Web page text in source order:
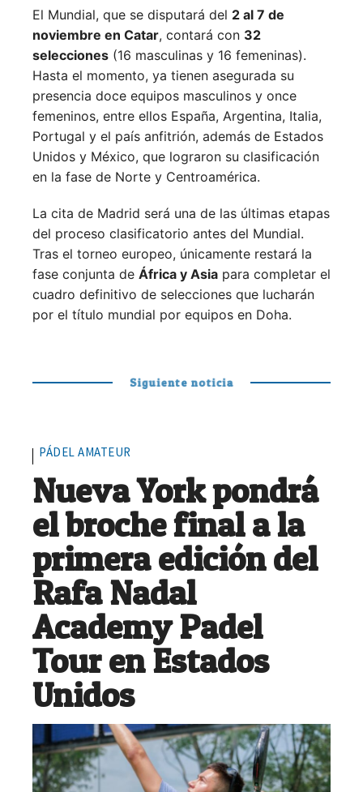
El Mundial, que se disputará del 2 al 7 de
noviembre en Catar, contará con 32
selecciones (16 masculinas y 16 femeninas).
Hasta el momento, ya tienen asegurada su
presencia doce equipos masculinos y once
femeninos, entre ellos España, Argentina, Italia,
Portugal y el país anfitrión, además de Estados
Unidos y México, que lograron su clasificación
en la fase de Norte y Centroamérica.
La cita de Madrid será una de las últimas etapas
del proceso clasificatorio antes del Mundial.
Tras el torneo europeo, únicamente restará la
fase conjunta de África y Asia para completar el
cuadro definitivo de selecciones que lucharán
por el título mundial por equipos en Doha.
Siguiente noticia
PÁDEL AMATEUR
Nueva York pondrá
el broche final a la
primera edición del
Rafa Nadal
Academy Padel
Tour en Estados
Unidos